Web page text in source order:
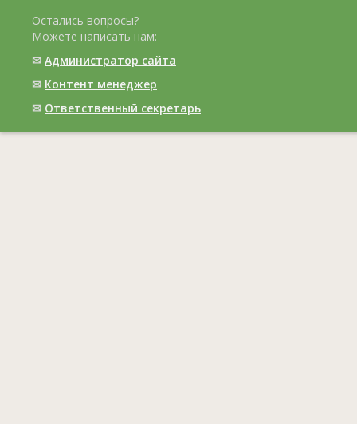
Остались вопросы?
Можете написать нам:
✉ Администратор сайта
✉ Контент менеджер
✉ Ответственный cекретарь